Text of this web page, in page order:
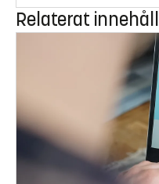
Relaterat innehåll